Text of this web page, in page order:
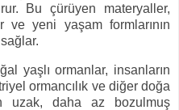
Bu çürüyen materyaller,
ve yeni yaşam formlarının
yaşlı ormanlar, insanların
ormancılık ve diğer doğa
uzak, daha az bozulmuş